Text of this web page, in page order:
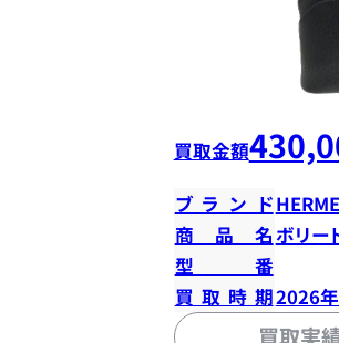
買取金額
ブランド
商品名ボリー
型番
買取時期2026
買取実